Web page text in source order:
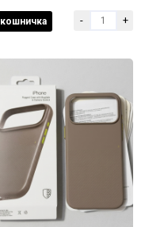
ден - +